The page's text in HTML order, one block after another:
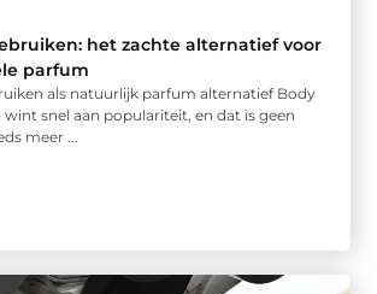
het zachte alternatief voor
parfum
als natuurlijk parfum alternatief Body
snel aan populariteit, en dat is geen
meer ...